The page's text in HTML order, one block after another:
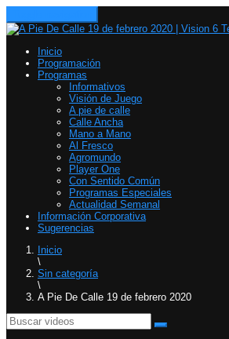
Inicio
Programación
Programas
Informativos
Visión de Juego
A pie de calle
Calle Ancha
Mano a Mano
Al Fresco
Agromundo
Player One
Con Sentido Común
Programas Especiales
Actualidad Semanal
Información Corporativa
Sugerencias
Inicio
\
Sin categoría
\
A Pie De Calle 19 de febrero 2020